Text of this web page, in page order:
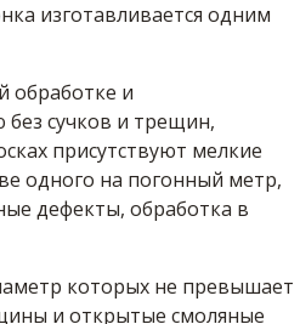
изготавливается одним
обработке и
сучков и трещин,
присутствуют мелкие
одного на погонный метр,
дефекты, обработка в
которых не превышает
и открытые смоляные